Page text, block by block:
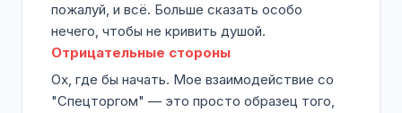
пожалуй, и всё. Больше сказать особо
нечего, чтобы не кривить душой.
Отрицательные стороны
Ох, где бы начать. Мое взаимодействие со
"Спецторгом" — это просто образец того,